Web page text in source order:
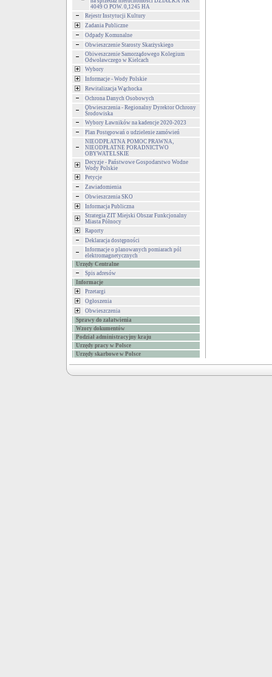
4049 O POW. 0,1245 HA
Rejestr Instytucji Kultury
Zadania Publiczne
Odpady Komunalne
Obwieszczenie Starosty Skarżyskiego
Obiweszczenie Samorządowego Kolegium
Odwoławczego w Kielcach
Wybory
Informacje - Wody Polskie
Rewitalizacja Wąchocka
Ochrona Danych Osobowych
Obwieszczenia - Regionalny Dyrektor Ochrony
Środowiska
Wybory Ławników na kadencje 2020-2023
Plan Postępowań o udzielenie zamówień
NIEODPŁATNA POMOC PRAWNA,
NIEODPŁATNE PORADNICTWO
OBYWATELSKIE
Decyzje - Państwowe Gospodarstwo Wodne
Wody Polskie
Petycje
Zawiadomienia
Obwieszczenia SKO
Informacja Publiczna
Strategia ZIT Miejski Obszar Funkcjonalny
Miasta Północy
Raporty
Deklaracja dostępności
Informacje o planowanych pomiarach pól
elektromagnetycznych
Urzędy Centralne
Spis adresów
Informacje
Przetargi
Ogłoszenia
Obwieszczenia
Sprawy do załatwienia
Wzory dokumentów
Podział administracyjny kraju
Urzędy pracy w Polsce
Urzędy skarbowe w Polsce